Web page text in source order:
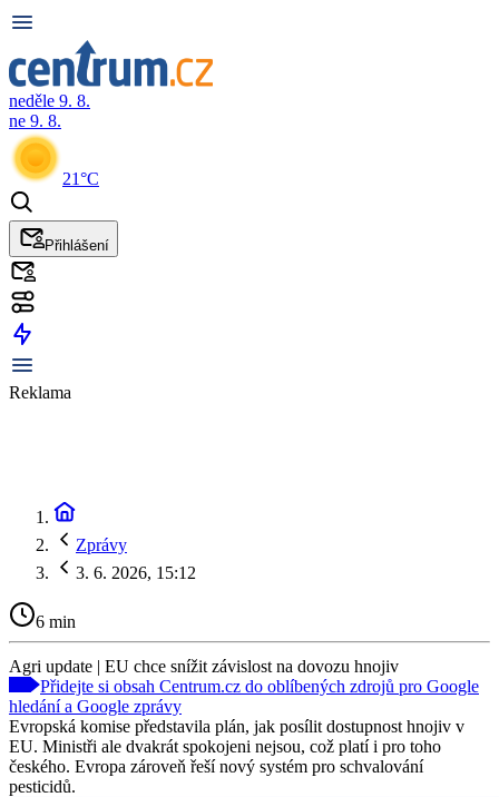
neděle 9. 8.
ne 9. 8.
21°C
Přihlášení
Reklama
Zprávy
3. 6. 2026, 15:12
6 min
Agri update | EU chce snížit závislost na dovozu hnojiv
Přidejte si obsah Centrum.cz do oblíbených zdrojů pro Google
hledání a Google zprávy
Evropská komise představila plán, jak posílit dostupnost hnojiv v
EU. Ministři ale dvakrát spokojeni nejsou, což platí i pro toho
českého. Evropa zároveň řeší nový systém pro schvalování
pesticidů.